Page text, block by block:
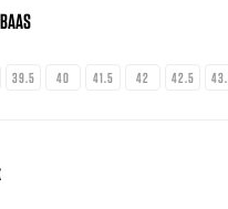
39.5 40 41.5 42 42.5